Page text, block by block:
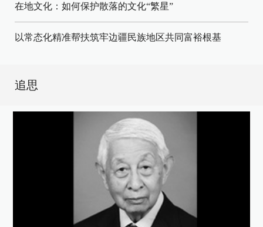
在地文化：如何保护散落的文化“繁星”
以常态化精准帮扶筑牢边疆民族地区共同富裕根基
追思